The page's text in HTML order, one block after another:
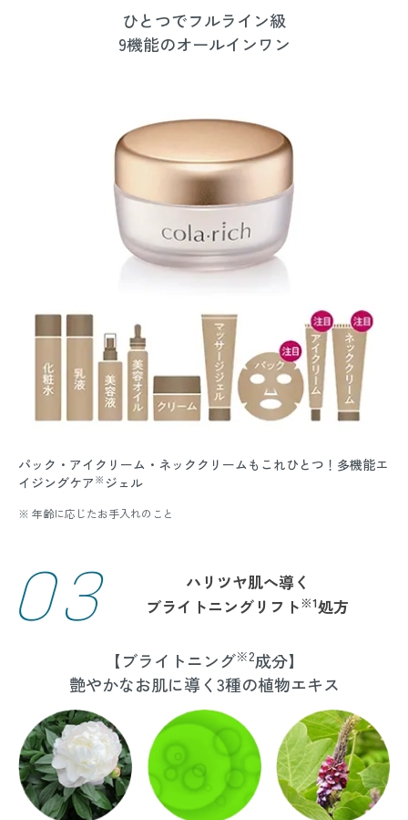
ひとつでフルライン級
9機能のオールインワン
パック・アイクリーム・ネッククリームもこれひとつ！多機能エ
イジングケア ※ ジェル
※ 年齢に応じたお手入れのこと
03
ハリツヤ肌へ導く
ブライトニングリフト※1処方
【ブライトニング※2成分】
艶やかなお肌に導く3種の植物エキス